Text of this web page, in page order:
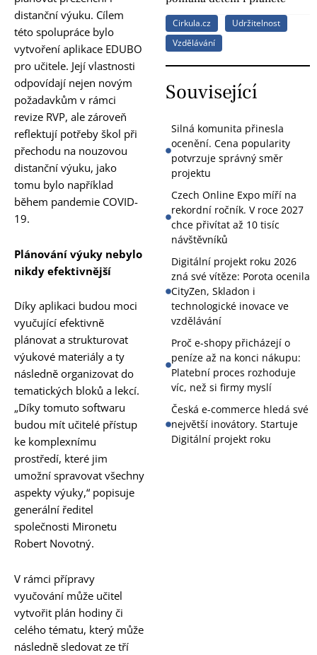
distanční výuku. Cílem
této spolupráce bylo
vytvoření aplikace EDUBO
pro učitele. Její vlastnosti
odpovídají nejen novým
požadavkům v rámci
revize RVP, ale zároveň
reflektují potřeby škol při
přechodu na nouzovou
distanční výuku, jako
tomu bylo například
během pandemie COVID-
19.
Plánování výuky nebylo
nikdy efektivnější
Díky aplikaci budou moci
vyučující efektivně
plánovat a strukturovat
výukové materiály a ty
následně organizovat do
tematických bloků a lekcí.
„Díky tomuto softwaru
budou mít učitelé přístup
ke komplexnímu
prostředí, které jim
umožní spravovat všechny
aspekty výuky,“ popisuje
generální ředitel
společnosti Mironetu
Robert Novotný.
V rámci přípravy
vyučování může učitel
vytvořit plán hodiny či
celého tématu, který může
následně sledovat ze tří
Cirkula.cz
Udržitelnost
Vzdělávání
Související
Silná komunita přinesla
ocenění. Cena popularity
potvrzuje správný směr
projektu
Czech Online Expo míří na
rekordní ročník. V roce 2027
chce přivítat až 10 tisíc
návštěvníků
Digitální projekt roku 2026
zná své vítěze: Porota ocenila
CityZen, Skladon i
technologické inovace ve
vzdělávání
Proč e-shopy přicházejí o
peníze až na konci nákupu:
Platební proces rozhoduje
víc, než si firmy myslí
Česká e-commerce hledá své
největší inovátory. Startuje
Digitální projekt roku